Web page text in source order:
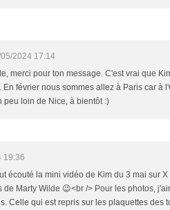
2024 17:14
merci pour ton message. C'est vrai que
En février nous sommes allez à Paris car à
peu loin de Nice, à bientôt :)
19:36
écouté la mini vidéo de Kim du 3 mai sur
de Marty Wilde 😉<br /> Pour les photos,
Celle qui est repris sur les plaquettes des